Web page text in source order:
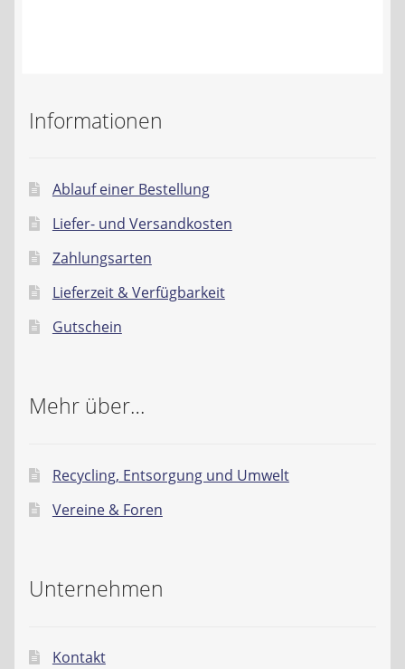
Widerrufsbelehrung
Informationen
Ablauf einer Bestellung
Liefer- und Versandkosten
Zahlungsarten
Lieferzeit & Verfügbarkeit
Gutschein
Mehr über…
Recycling, Entsorgung und Umwelt
Vereine & Foren
Unternehmen
Kontakt